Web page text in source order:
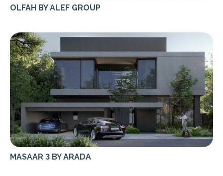
OLFAH BY ALEF GROUP
MASAAR 3 BY ARADA